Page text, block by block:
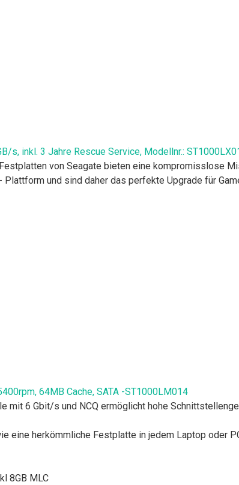
s, inkl. 3 Jahre Rescue Service, Modellnr.:
von Seagate bieten eine kompromisslose
und sind daher das perfekte Upgrade für
64MB Cache, SATA -ST1000LM014
mit 6 Gbit/s und NCQ ermöglicht hohe
eine herkömmliche Festplatte in jedem Laptop oder
8GB MLC